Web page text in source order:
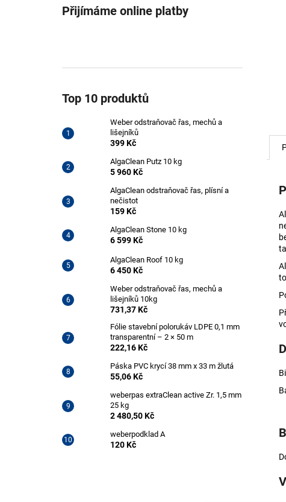
Přijímáme online platby
Top 10 produktů
Weber odstraňovač řas, mechů a
lišejníků
399 Kč
AlgaClean Putz 10 kg
5 960 Kč
AlgaClean odstraňovač řas, plísní a
nečistot
159 Kč
AlgaClean Stone 10 kg
6 599 Kč
AlgaClean Roof 10 kg
6 450 Kč
Weber odstraňovač řas, mechů a
lišejníků 10kg
731,37 Kč
Fólie stavební polorukáv LDPE 0,1 mm
transparentní – 2 × 50 m
222,16 Kč
Páska PVC krycí 38 mm x 33 m žlutá
55,06 Kč
weberpas extraClean active Zr. 1,5 mm
25 kg
2 480,50 Kč
weberpodklad A
120 Kč